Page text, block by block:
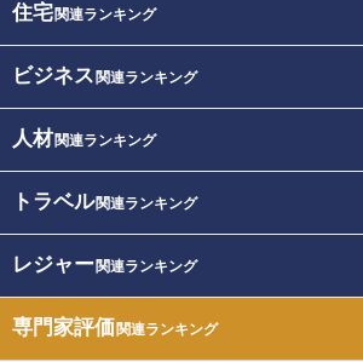
住宅関連ランキング
ビジネス 関連ランキング
人材関連ランキング
トラベル関連ランキング
レジャー関連ランキング
専門家評価関連ランキング